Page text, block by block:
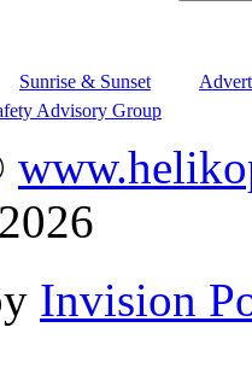
Sunrise & Sunset
Advisory Group
Invision